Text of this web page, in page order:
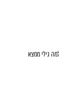
גילי ממצא